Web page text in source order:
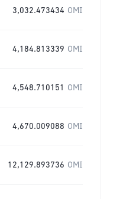
3,032.473434 OMI
4,184.813339 OMI
4,548.710151 OMI
4,670.009088 OMI
12,129.893736 OMI